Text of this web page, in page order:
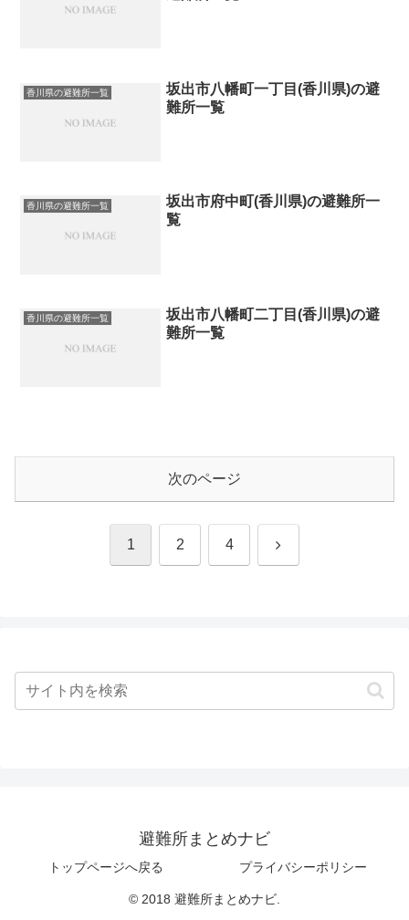
香川県の避難所一覧
坂出市八幡町一丁目(香川県)の避
難所一覧
香川県の避難所一覧
坂出市府中町(香川県)の避難所一
覧
香川県の避難所一覧
坂出市八幡町二丁目(香川県)の避
難所一覧
次のページ
1 2 4 次
避難所まとめナビ
トップページへ戻る プライバシーポリシー
© 2018 避難所まとめナビ.